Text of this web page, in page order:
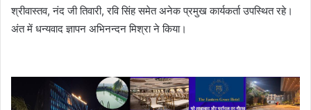
श्रीवास्तव, नंद जी तिवारी, रवि सिंह समेत अनेक प्रमुख कार्यकर्ता उपस्थित रहे।
अंत में धन्यवाद ज्ञापन अभिनन्दन मिश्रा ने किया।